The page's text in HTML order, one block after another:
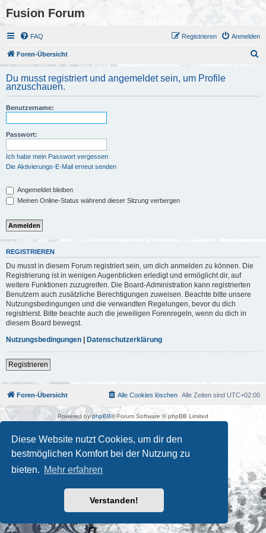
Diese Website nutzt Cookies, um dir den
bestmöglichen Komfort bei der Nutzung zu
bieten. Mehr erfahren
Verstanden!
Fusion Forum
FAQ Anmelden
Registrieren
Foren-Übersicht
h
Du musst registriert und angemeldet sein, um Profile
anzuschauen.
Benutzername:
Passwort:
Ich habe mein Passwort vergessen
Die Aktivierungs-E-Mail erneut senden
Angemeldet bleiben
Meinen Online-Status während dieser Sitzung verbergen
REGISTRIEREN
Du musst in diesem Forum registriert sein, um dich anmelden zu können. Die
Registrierung ist in wenigen Augenblicken erledigt und ermöglicht dir, auf
weitere Funktionen zuzugreifen. Die Board-Administration kann registrierten
Benutzern auch zusätzliche Berechtigungen zuweisen. Beachte bitte unsere
Nutzungsbedingungen und die verwandten Regelungen, bevor du dich
registrierst. Bitte beachte auch die jeweiligen Forenregeln, wenn du dich in
diesem Board bewegst.
Nutzungsbedingungen | Datenschutzerklärung
Registrieren
Foren-Übersicht Alle Zeiten sind UTC+02:00
Alle Cookies löschen
Powered by phpBB® Forum Software © phpBB Limited
Kulturkosmos Müritz e.V|Fusion Festival|Mastodon